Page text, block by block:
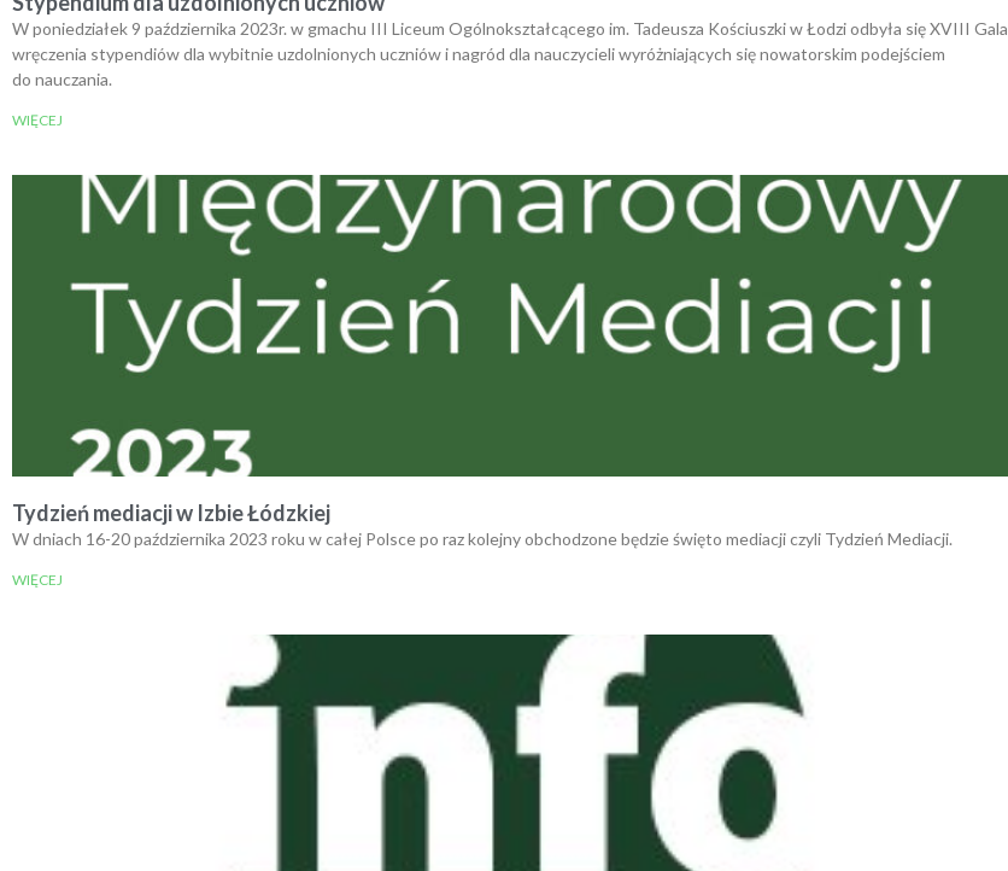
W poniedziałek 9 października 2023r. w gmachu III Liceum Ogólnokształcącego im. Tadeusza Kościuszki w Łodzi odbyła się XVIII Gala
wręczenia stypendiów dla wybitnie uzdolnionych uczniów i nagród dla nauczycieli wyróżniających się nowatorskim podejściem
do nauczania.
WIĘCEJ
Tydzień mediacji w Izbie Łódzkiej
W dniach 16-20 października 2023 roku w całej Polsce po raz kolejny obchodzone będzie święto mediacji czyli Tydzień Mediacji.
WIĘCEJ